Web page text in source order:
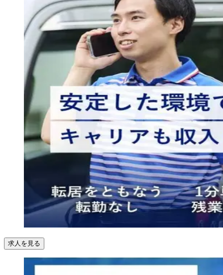
求人を見る